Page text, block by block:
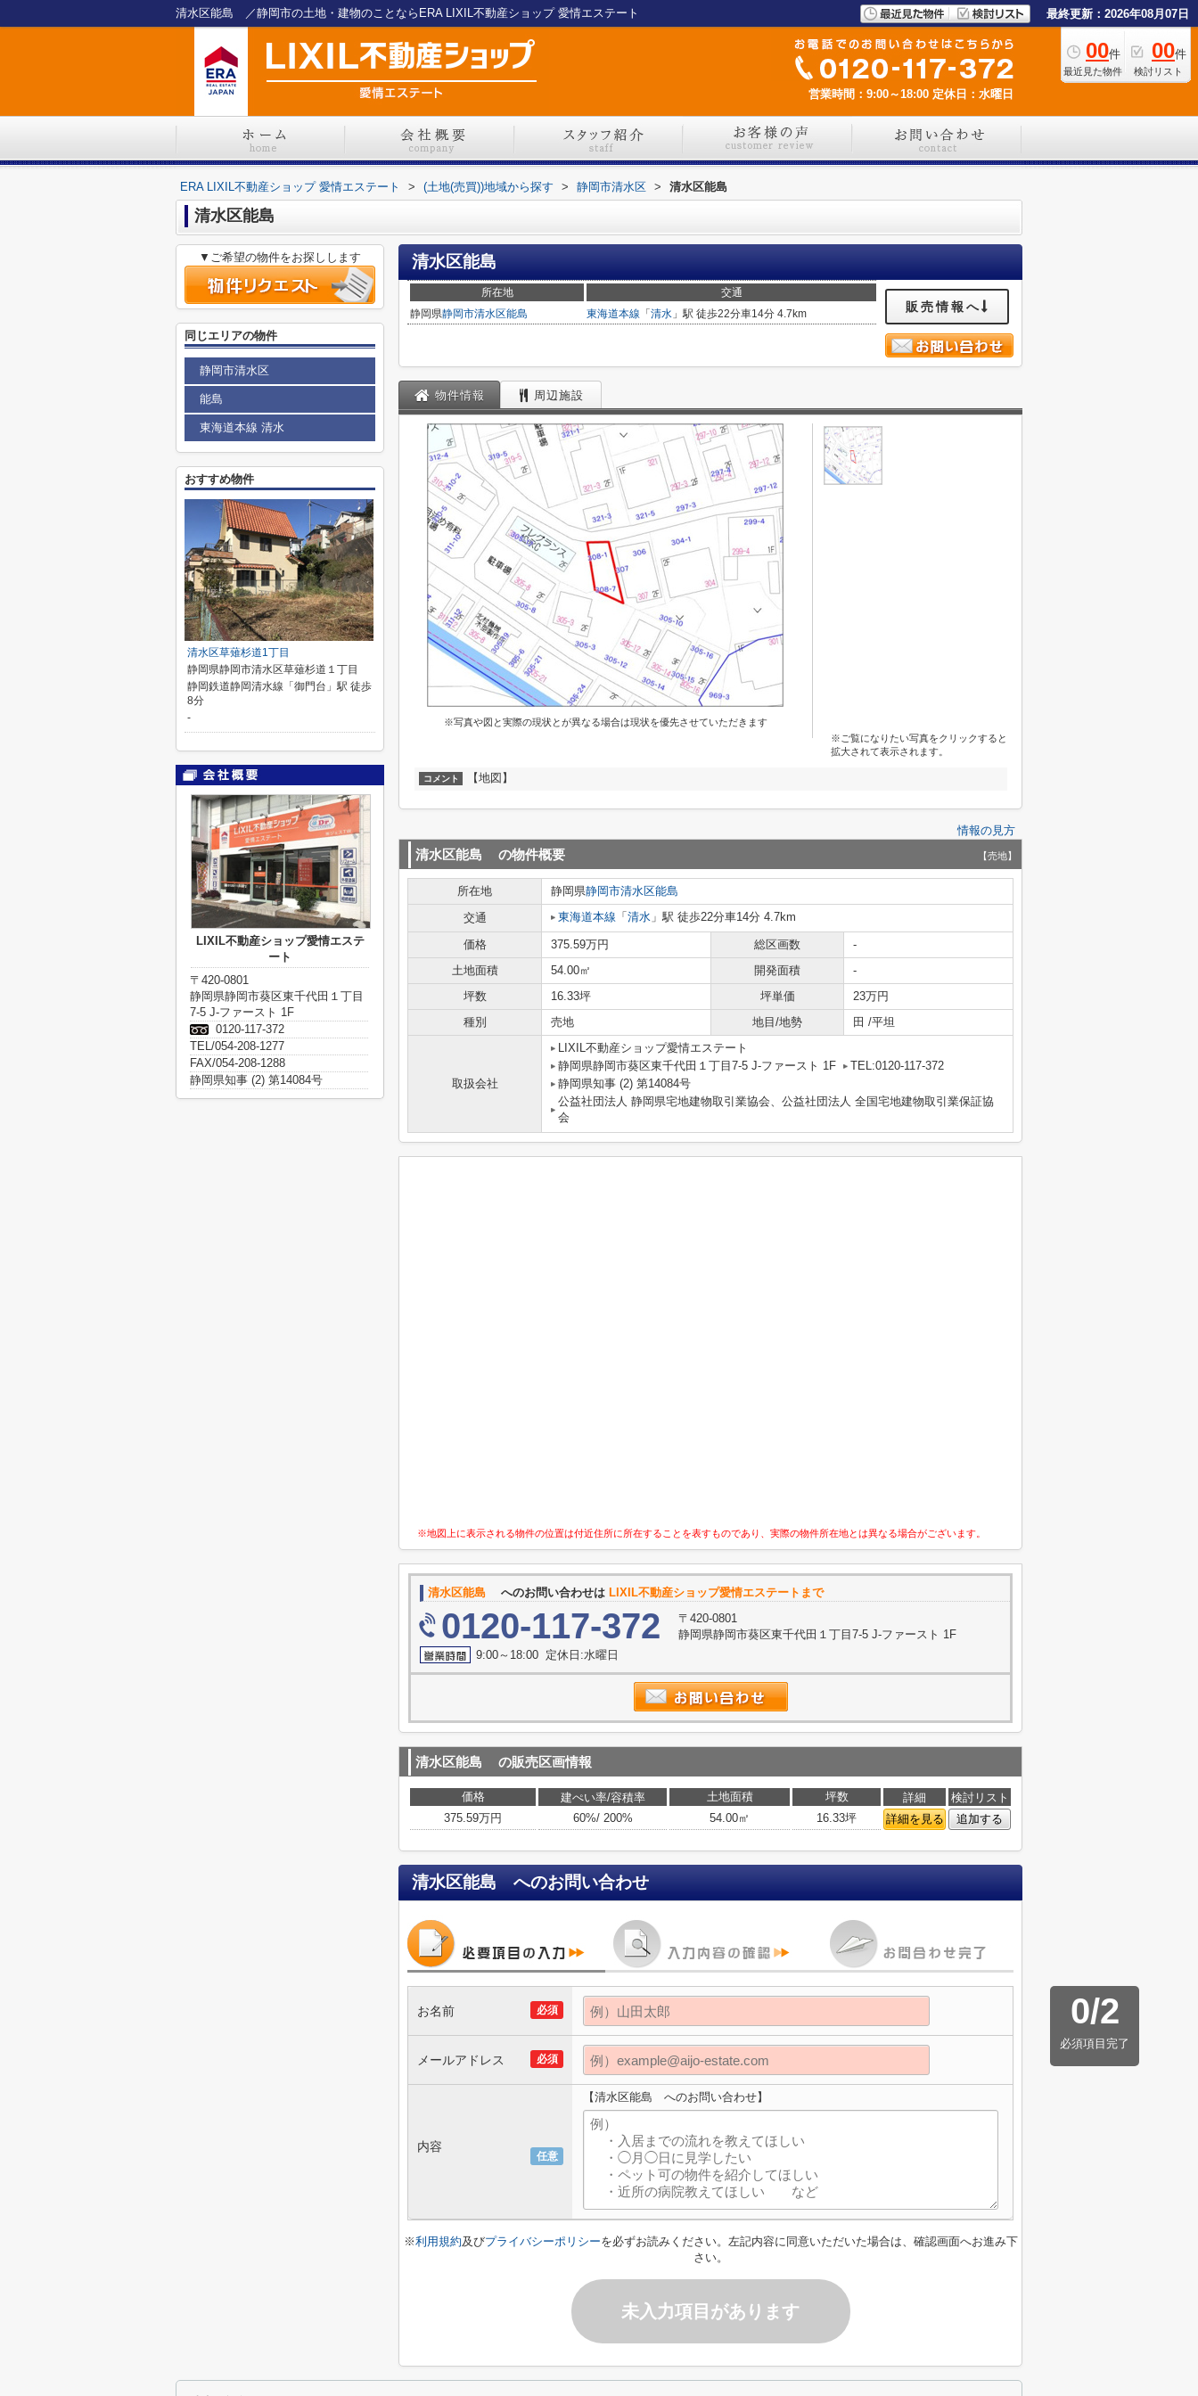
清水区能島 ／静岡市の土地・建物のことならERA LIXIL不動産ショップ 愛情エステート 最終更新：2026年08月07日
00件
最近見た物件
00件
検討リスト
営業時間：9:00～18:00 定休日：水曜日
ERA LIXIL不動産ショップ 愛情エステート > (土地(売買))地域から探す > 静岡市清水区 > 清水区能島
清水区能島
清水区能島
所在地
交通
静岡県静岡市清水区能島 東海道本線 「 清水 」駅 徒歩22分車14分 4.7km 販売情報へ
物件情報 周辺施設
※写真や図と実際の現状とが異なる場合は現状を優先させていただきます
※ご覧になりたい写真をクリックすると
拡大されて表示されます。
コメント 【地図】
情報の見方
清水区能島 の物件概要 【売地】
所在地 静岡県静岡市清水区能島
交通
東海道本線 「 清水 」駅 徒歩22分車14分 4.7km
価格 375.59万円 総区画数
-
土地面積
54.00㎡ 開発面積
-
坪数
16.33坪 坪単価
23万円
種別
売地 地目/地勢 田 /平坦
取扱会社
LIXIL不動産ショップ愛情エステート
静岡県静岡市葵区東千代田１丁目7-5 J-ファースト 1F
TEL:0120-117-372
静岡県知事 (2) 第14084号
公益社団法人 静岡県宅地建物取引業協会、公益社団法人 全国宅地建物取引業保証協
会
※地図上に表示される物件の位置は付近住所に所在することを表すものであり、実際の物件所在地とは異なる場合がございます。
清水区能島 へのお問い合わせは LIXIL不動産ショップ愛情エステートまで
0120-117-372
〒420-0801
静岡県静岡市葵区東千代田１丁目7-5 J-ファースト 1F
9:00～18:00 定休日:水曜日
清水区能島 の販売区画情報
価格 建ぺい率/容積率 土地面積 坪数 詳細
検討リスト
375.59万円
60%/ 200% 54.00㎡ 16.33坪 詳細を見る 追加する
清水区能島 へのお問い合わせ
0/2
必須項目完了
必須
お名前
必須
メールアドレス
任意
内容
【清水区能島 へのお問い合わせ】
※利用規約及びプライバシーポリシーを必ずお読みください。左記内容に同意いただいた場合は、確認画面へお進み下
さい。
未入力項目があります
▼ご希望の物件をお探しします
同じエリアの物件
静岡市清水区
能島
東海道本線 清水
おすすめ物件
清水区草薙杉道1丁目
静岡県静岡市清水区草薙杉道１丁目
静岡鉄道静岡清水線「御門台」駅 徒歩
8分
-
LIXIL不動産ショップ愛情エステ
ート
〒420-0801
静岡県静岡市葵区東千代田１丁目
7-5 J-ファースト 1F
0120-117-372
TEL/054-208-1277
FAX/054-208-1288
静岡県知事 (2) 第14084号